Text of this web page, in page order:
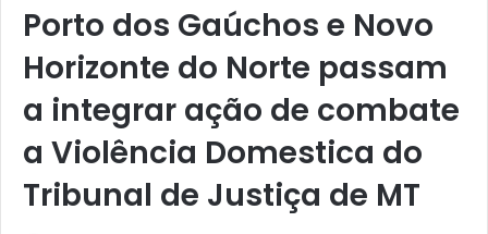
Porto dos Gaúchos e Novo
Horizonte do Norte passam
a integrar ação de combate
a Violência Domestica do
Tribunal de Justiça de MT